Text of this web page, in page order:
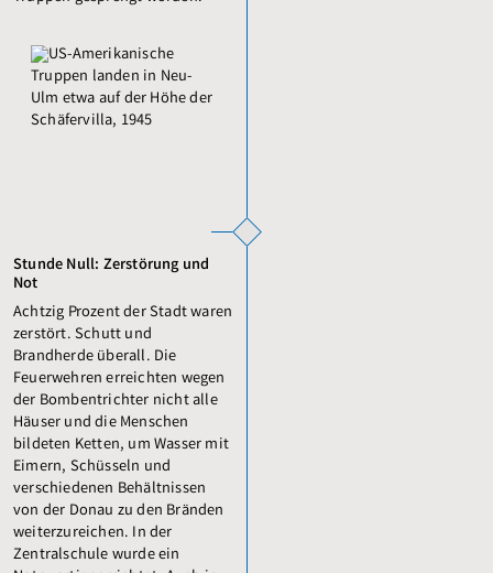
Stunde Null: Zerstörung und
Not
Achtzig Prozent der Stadt waren
zerstört. Schutt und
Brandherde überall. Die
Feuerwehren erreichten wegen
der Bombentrichter nicht alle
Häuser und die Menschen
bildeten Ketten, um Wasser mit
Eimern, Schüsseln und
verschiedenen Behältnissen
von der Donau zu den Bränden
weiterzureichen. In der
Zentralschule wurde ein